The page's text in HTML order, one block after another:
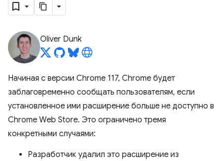
Oliver Dunk
Начиная с версии Chrome 117, Chrome будет
заблаговременно сообщать пользователям, если
установленное ими расширение больше не доступно в
Chrome Web Store. Это ограничено тремя
конкретными случаями:
Разработчик удалил это расширение из